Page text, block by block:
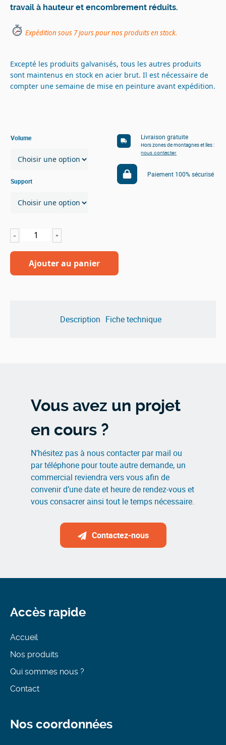
travail à hauteur et encombrement réduits.
Expédition sous 7 jours pour nos produits en stock.
Excepté les produits galvanisés, tous les autres produits
sont maintenus en stock en acier brut. Il est nécessaire de
compter une semaine de mise en peinture avant expédition.
Volume
Support
-
quantité
[C-
+
Ajouter au panier
Livraison gratuite
Hors zones de montagnes et îles :
nous contacter
Paiement 100% sécurisé
Description Fiche technique
Vous avez un projet
en cours ?
N’hésitez pas à nous contacter par mail ou
par téléphone pour toute autre demande, un
commercial reviendra vers vous afin de
convenir d’une date et heure de rendez-vous et
vous consacrer ainsi tout le temps nécessaire.
Contactez-nous
Accès rapide
Accueil
Nos produits
Qui sommes nous ?
Contact
Nos coordonnées